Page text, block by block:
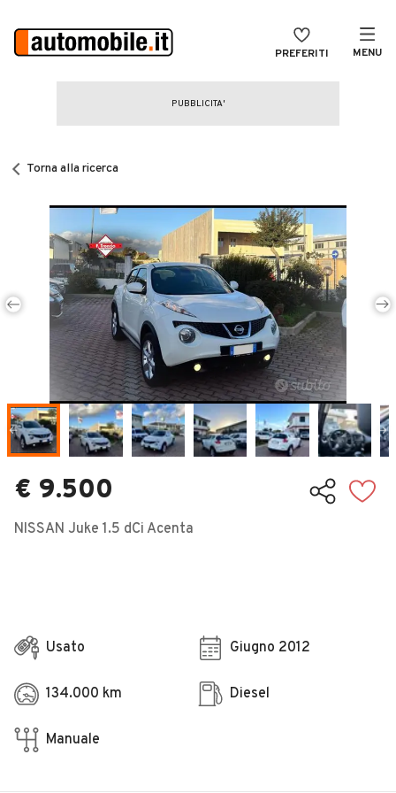
PREFERITI MENU
CERCA
Auto Nuove
Noleggio a lungo termine
Auto d'epoca
Moto
Camper
Veicoli Commerciali
Concessionari
Torna alla ricerca
€ 9.500
NISSAN Juke 1.5 dCi Acenta
Usato Giugno 2012
134.000 km Diesel
Manuale